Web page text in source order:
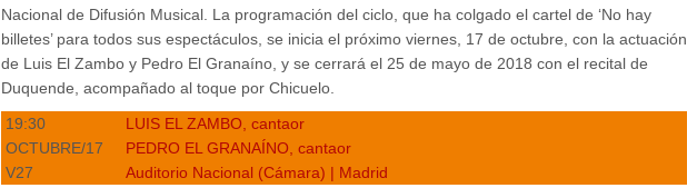
Nacional de Difusión Musical. La programación del ciclo, que ha colgado el cartel de ‘No hay
billetes’ para todos sus espectáculos, se inicia el próximo viernes, 17 de octubre, con la actuación
de Luis El Zambo y Pedro El Granaíno, y se cerrará el 25 de mayo de 2018 con el recital de
Duquende, acompañado al toque por Chicuelo.
19:30
OCTUBRE/17
V27
LUIS EL ZAMBO, cantaor
PEDRO EL GRANAÍNO, cantaor
Auditorio Nacional (Cámara) | Madrid